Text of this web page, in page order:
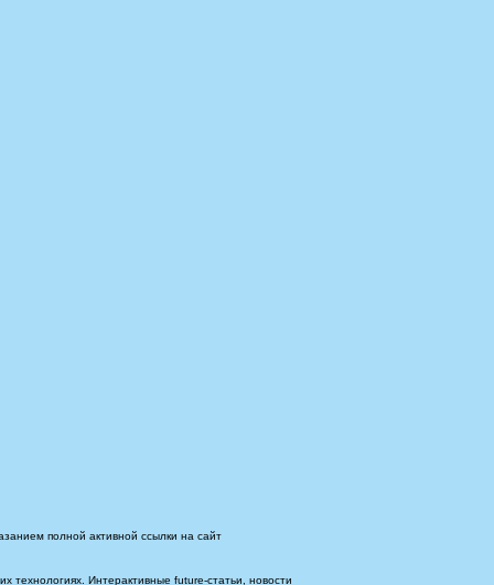
полной активной ссылки на сайт
Интерактивные future-статьи, новости